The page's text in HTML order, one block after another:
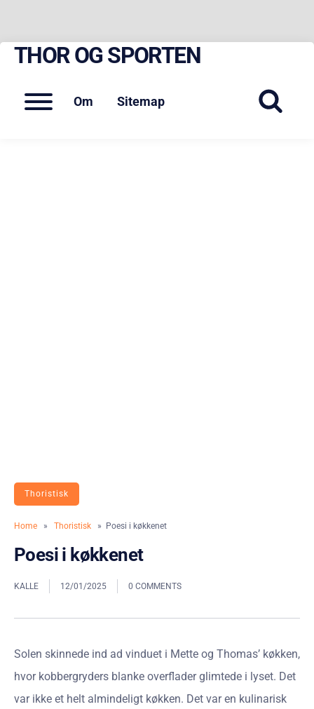
SkipTHOR OG SPORTEN
Menu
Om Sitemap
Thoristisk
Home » Thoristisk » Poesi i køkkenet
Poesi i køkkenet
KALLE 12/01/2025 0 COMMENTS
Solen skinnede ind ad vinduet i Mette og Thomas’ køkken,
hvor kobbergryders blanke overflader glimtede i lyset. Det
var ikke et helt almindeligt køkken. Det var en kulinarisk